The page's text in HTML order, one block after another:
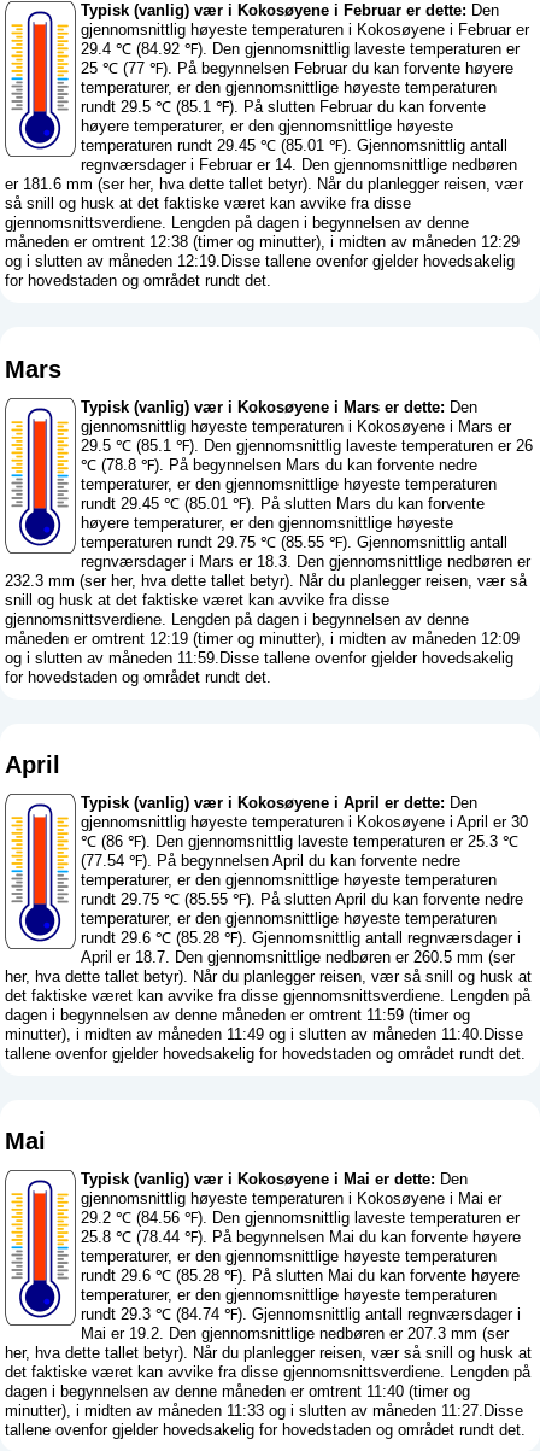
Typisk (vanlig) vær i Kokosøyene i Februar er dette: Den
gjennomsnittlig høyeste temperaturen i Kokosøyene i Februar er
29.4 ℃ (84.92 ℉). Den gjennomsnittlig laveste temperaturen er
25 ℃ (77 ℉). På begynnelsen Februar du kan forvente høyere
temperaturer, er den gjennomsnittlige høyeste temperaturen
rundt 29.5 ℃ (85.1 ℉). På slutten Februar du kan forvente
høyere temperaturer, er den gjennomsnittlige høyeste
temperaturen rundt 29.45 ℃ (85.01 ℉). Gjennomsnittlig antall
regnværsdager i Februar er 14. Den gjennomsnittlige nedbøren
er 181.6 mm (ser her, hva dette tallet betyr). Når du planlegger reisen, vær
så snill og husk at det faktiske været kan avvike fra disse
gjennomsnittsverdiene. Lengden på dagen i begynnelsen av denne
måneden er omtrent 12:38 (timer og minutter), i midten av måneden 12:29
og i slutten av måneden 12:19.Disse tallene ovenfor gjelder hovedsakelig
for hovedstaden og området rundt det.
Mars
Typisk (vanlig) vær i Kokosøyene i Mars er dette: Den
gjennomsnittlig høyeste temperaturen i Kokosøyene i Mars er
29.5 ℃ (85.1 ℉). Den gjennomsnittlig laveste temperaturen er 26
℃ (78.8 ℉). På begynnelsen Mars du kan forvente nedre
temperaturer, er den gjennomsnittlige høyeste temperaturen
rundt 29.45 ℃ (85.01 ℉). På slutten Mars du kan forvente
høyere temperaturer, er den gjennomsnittlige høyeste
temperaturen rundt 29.75 ℃ (85.55 ℉). Gjennomsnittlig antall
regnværsdager i Mars er 18.3. Den gjennomsnittlige nedbøren er
232.3 mm (ser her, hva dette tallet betyr). Når du planlegger reisen, vær så
snill og husk at det faktiske været kan avvike fra disse
gjennomsnittsverdiene. Lengden på dagen i begynnelsen av denne
måneden er omtrent 12:19 (timer og minutter), i midten av måneden 12:09
og i slutten av måneden 11:59.Disse tallene ovenfor gjelder hovedsakelig
for hovedstaden og området rundt det.
April
Typisk (vanlig) vær i Kokosøyene i April er dette: Den
gjennomsnittlig høyeste temperaturen i Kokosøyene i April er 30
℃ (86 ℉). Den gjennomsnittlig laveste temperaturen er 25.3 ℃
(77.54 ℉). På begynnelsen April du kan forvente nedre
temperaturer, er den gjennomsnittlige høyeste temperaturen
rundt 29.75 ℃ (85.55 ℉). På slutten April du kan forvente nedre
temperaturer, er den gjennomsnittlige høyeste temperaturen
rundt 29.6 ℃ (85.28 ℉). Gjennomsnittlig antall regnværsdager i
April er 18.7. Den gjennomsnittlige nedbøren er 260.5 mm (ser
her, hva dette tallet betyr). Når du planlegger reisen, vær så snill og husk at
det faktiske været kan avvike fra disse gjennomsnittsverdiene. Lengden på
dagen i begynnelsen av denne måneden er omtrent 11:59 (timer og
minutter), i midten av måneden 11:49 og i slutten av måneden 11:40.Disse
tallene ovenfor gjelder hovedsakelig for hovedstaden og området rundt det.
Mai
Typisk (vanlig) vær i Kokosøyene i Mai er dette: Den
gjennomsnittlig høyeste temperaturen i Kokosøyene i Mai er
29.2 ℃ (84.56 ℉). Den gjennomsnittlig laveste temperaturen er
25.8 ℃ (78.44 ℉). På begynnelsen Mai du kan forvente høyere
temperaturer, er den gjennomsnittlige høyeste temperaturen
rundt 29.6 ℃ (85.28 ℉). På slutten Mai du kan forvente høyere
temperaturer, er den gjennomsnittlige høyeste temperaturen
rundt 29.3 ℃ (84.74 ℉). Gjennomsnittlig antall regnværsdager i
Mai er 19.2. Den gjennomsnittlige nedbøren er 207.3 mm (ser
her, hva dette tallet betyr). Når du planlegger reisen, vær så snill og husk at
det faktiske været kan avvike fra disse gjennomsnittsverdiene. Lengden på
dagen i begynnelsen av denne måneden er omtrent 11:40 (timer og
minutter), i midten av måneden 11:33 og i slutten av måneden 11:27.Disse
tallene ovenfor gjelder hovedsakelig for hovedstaden og området rundt det.